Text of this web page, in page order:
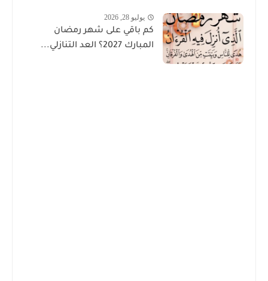
يوليو 28, 2026
كم باقي على شهر رمضان
المبارك 2027؟ العد التنازلي...